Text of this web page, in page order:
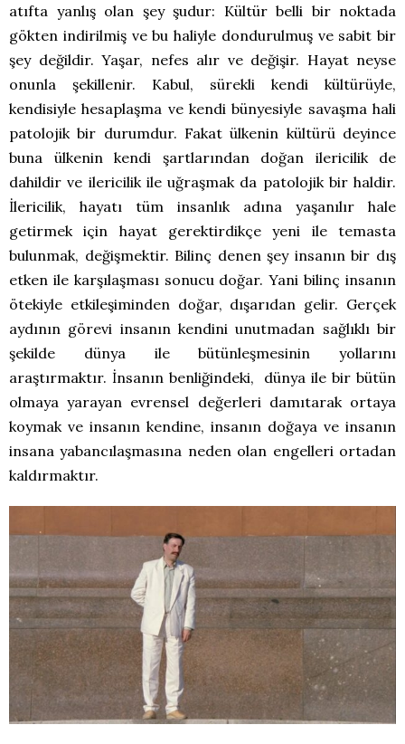
atıfta yanlış olan şey şudur: Kültür belli bir noktada
gökten indirilmiş ve bu haliyle dondurulmuş ve sabit bir
şey değildir. Yaşar, nefes alır ve değişir. Hayat neyse
onunla şekillenir. Kabul, sürekli kendi kültürüyle,
kendisiyle hesaplaşma ve kendi bünyesiyle savaşma hali
patolojik bir durumdur. Fakat ülkenin kültürü deyince
buna ülkenin kendi şartlarından doğan ilericilik de
dahildir ve ilericilik ile uğraşmak da patolojik bir haldir.
İlericilik, hayatı tüm insanlık adına yaşanılır hale
getirmek için hayat gerektirdikçe yeni ile temasta
bulunmak, değişmektir. Bilinç denen şey insanın bir dış
etken ile karşılaşması sonucu doğar. Yani bilinç insanın
ötekiyle etkileşiminden doğar, dışarıdan gelir. Gerçek
aydının görevi insanın kendini unutmadan sağlıklı bir
şekilde dünya ile bütünleşmesinin yollarını
araştırmaktır. İnsanın benliğindeki, dünya ile bir bütün
olmaya yarayan evrensel değerleri damıtarak ortaya
koymak ve insanın kendine, insanın doğaya ve insanın
insana yabancılaşmasına neden olan engelleri ortadan
kaldırmaktır.